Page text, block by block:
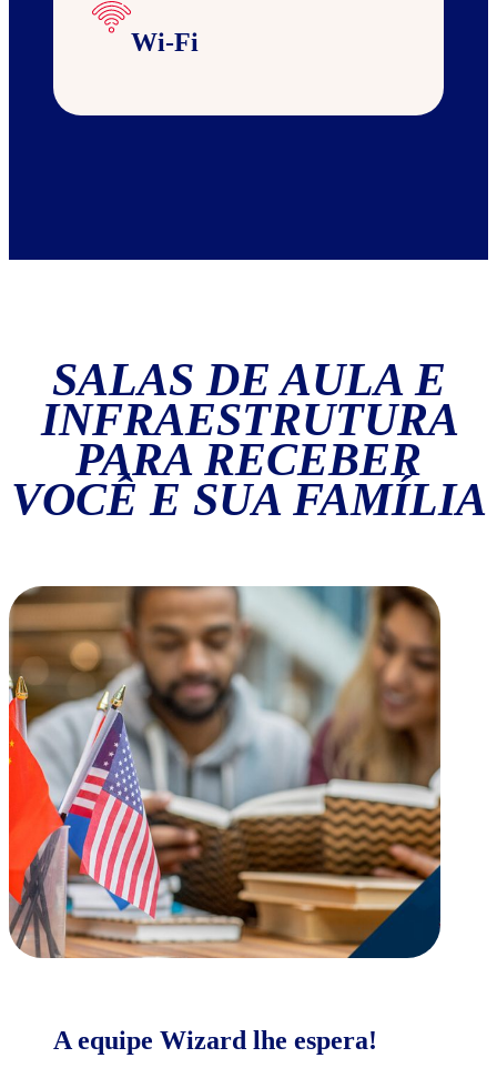
Wi-Fi
SALAS DE AULA E
INFRAESTRUTURA
PARA RECEBER
VOCÊ E SUA FAMÍLIA
A equipe Wizard lhe espera!